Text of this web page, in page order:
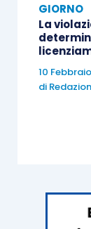
GIORNO
La
10
di